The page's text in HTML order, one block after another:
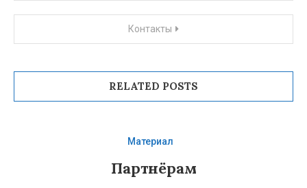
Контакты
RELATED POSTS
Материал
Партнёрам